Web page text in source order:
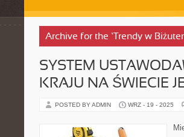
Archive for the ‘Trendy w
SYSTEM
KRAJU NA ŚWIECIE
POSTED BY ADMIN WRZ - 19 - 2025